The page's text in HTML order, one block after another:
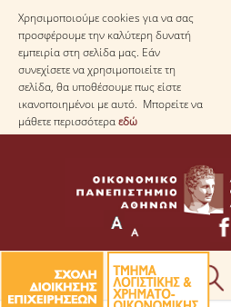
Χρησιμοποιούμε cookies για να σας
προσφέρουμε την καλύτερη δυνατή
εμπειρία στη σελίδα μας. Εάν
συνεχίσετε να χρησιμοποιείτε τη
σελίδα, θα υποθέσουμε πως είστε
ικανοποιημένοι με αυτό. Μπορείτε να
μάθετε περισσότεραεδώ